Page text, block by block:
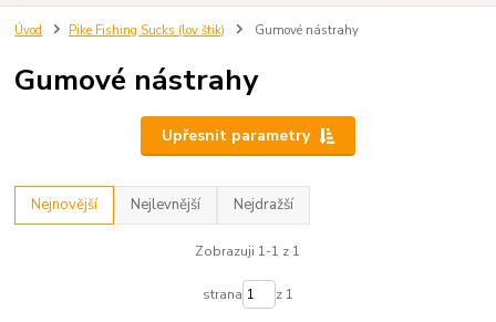
Úvod Pike Fishing Sucks (lov štik) Gumové nástrahy
Gumové nástrahy
Upřesnit parametry
Nejnovější Nejlevnější Nejdražší
Zobrazuji 1-1 z 1
strana z 1